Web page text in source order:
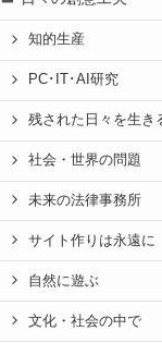
知的生産
PC･IT･AI研究
残された日々を生き
社会・世界の問題
未来の法律事務所
サイト作りは永遠に
自然に遊ぶ
文化・社会の中で